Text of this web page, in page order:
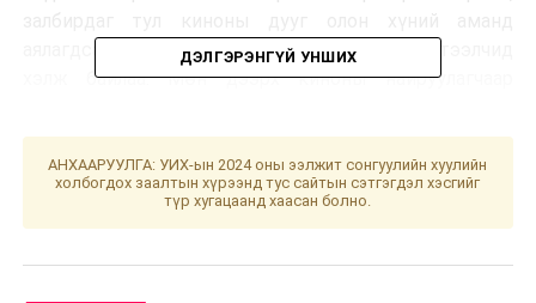
аялагдсан дуу болох байх хэмээн уран бүтээлчид
хэлж байлаа. Мөн дээрх киноны найруулагчаар
ажиллаж, кино зохиолыг Б.Мөнхтуяа бичиж,
продюсерлосон юм.
ДЭЛГЭРЭНГҮЙ УНШИХ
АНХААРУУЛГА: УИХ-ын 2024 оны ээлжит сонгуулийн хуулийн
холбогдох заалтын хүрээнд тус сайтын сэтгэгдэл хэсгийг
түр хугацаанд хаасан болно.